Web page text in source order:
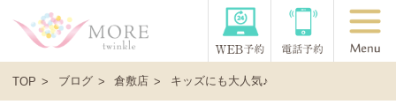
TOP ブログ 倉敷店 キッズにも大人気♪